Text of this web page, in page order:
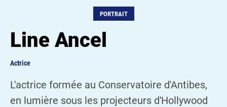
PORTRAIT
Line Ancel
Actrice
L'actrice formée au Conservatoire d'Antibes,
en lumière sous les projecteurs d'Hollywood